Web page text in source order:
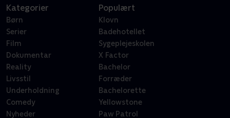
Kategorier
Børn
Serier
Film
Dokumentar
Reality
Livsstil
Underholdning
Comedy
Nyheder
Populært
Klovn
Badehotellet
Sygeplejeskolen
X Factor
Bachelor
Forræder
Bachelorette
Yellowstone
Paw Patrol